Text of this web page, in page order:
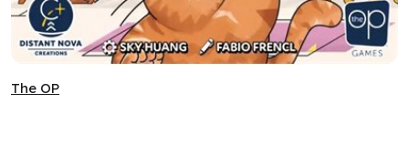
The OP